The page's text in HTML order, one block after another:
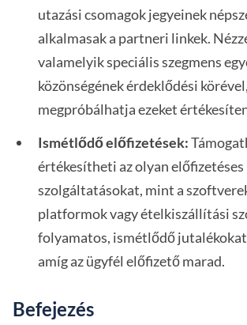
utazási csomagok jegyeinek
alkalmasak a partneri linkek.
valamelyik speciális szegmens
közönségének érdeklődési
megpróbálhatja ezeket
Ismétlődő előfizetések:
értékesítheti az olyan előfizetéses
szolgáltatásokat, mint a
platformok vagy ételkiszállítási
folyamatos, ismétlődő
amíg az ügyfél előfizető marad.
Befejezés